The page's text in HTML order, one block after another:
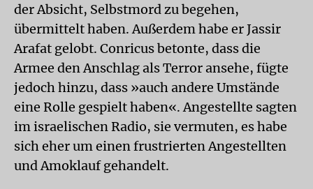
der Absicht, Selbstmord zu begehen,
übermittelt haben. Außerdem habe er Jassir
Arafat gelobt. Conricus betonte, dass die
Armee den Anschlag als Terror ansehe, fügte
jedoch hinzu, dass »auch andere Umstände
eine Rolle gespielt haben«. Angestellte sagten
im israe­lischen Radio, sie vermuten, es habe
sich eher um einen frustrierten Angestellten
und Amoklauf gehandelt.